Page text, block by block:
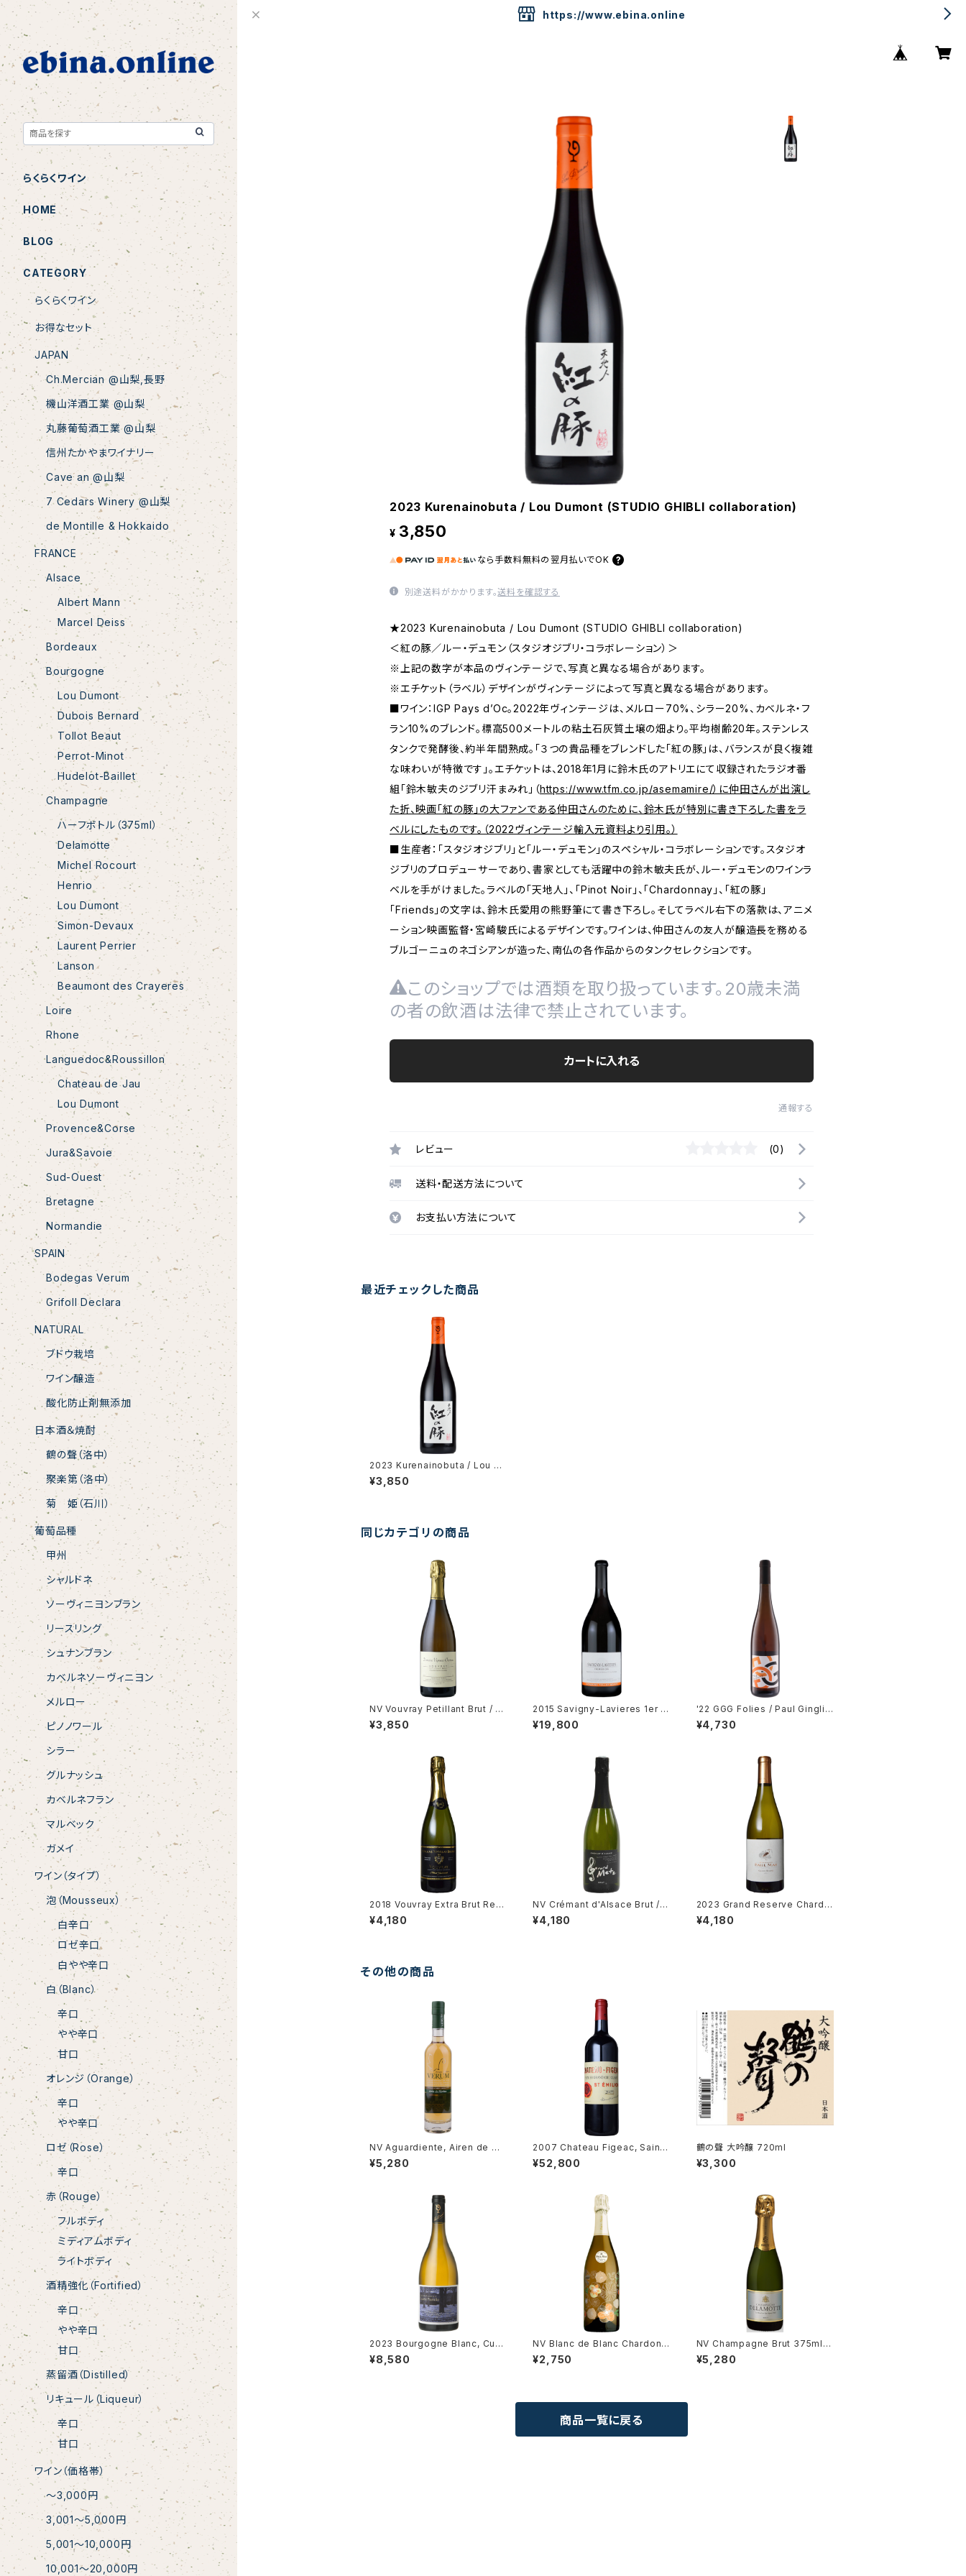
https://www.ebina.online
2023 Kurenainobuta / Lou Dumont (STUDIO GHIBLI collaboration)
¥ 3,850
なら 手数料無料の 翌月払いでOK
別途送料がかかります。送料を確認する
★2023 Kurenainobuta / Lou Dumont (STUDIO GHIBLI collaboration)
＜紅の豚／ルー・デュモン（スタジオジブリ・コラボレーション）＞
※上記の数字が本品のヴィンテージで、写真と異なる場合があります。
※エチケット（ラベル）デザインがヴィンテージによって写真と異なる場合があります。
■ワイン：IGP Pays d’Oc。2022年ヴィンテージは、メルロー70%、シラー20%、カベルネ・フ
ラン10%のブレンド。標高500メートルの粘土石灰質土壌の畑より。平均樹齢20年。ステンレス
タンクで発酵後、約半年間熟成。「３つの貴品種をブレンドした「紅の豚」は、バランスが良く複雑
な味わいが特徴です」。エチケットは、2018年1月に鈴木氏のアトリエにて収録されたラジオ番
組「鈴木敏夫のジブリ汗まみれ」（https://www.tfm.co.jp/asemamire/）に仲田さんが出演し
た折、映画「紅の豚」の大ファンである仲田さんのために、鈴木氏が特別に書き下ろした書をラ
ベルにしたものです。（2022ヴィンテージ輸入元資料より引用。）
■生産者：「スタジオジブリ」と「ルー・デュモン」のスペシャル・コラボレーションです。スタジオ
ジブリのプロデューサーであり、書家としても活躍中の鈴木敏夫氏が、ルー・デュモンのワインラ
ベルを手がけました。ラベルの「天地人」、「Pinot Noir」、「Chardonnay」、「紅の豚」
「Friends」の文字は、鈴木氏愛用の熊野筆にて書き下ろし。そしてラベル右下の落款は、アニメ
ーション映画監督・宮崎駿氏によるデザインです。ワインは、仲田さんの友人が醸造長を務める
ブルゴーニュのネゴシアンが造った、南仏の各作品からのタンクセレクションです。
このショップでは酒類を取り扱っています。20歳未満
の者の飲酒は法律で禁止されています。
カートに入れる
通報する
レビュー (0)
送料・配送方法について
お支払い方法について
最近チェックした商品
2023 Kurenainobuta / Lou Du
mont (STUDIO GHIBLI collab
oration)
¥3,850
同じカテゴリの商品
NV Vouvray Petillant Brut / D
m. Vigneau-Chevreau
¥3,850
2015 Savigny-Lavieres 1er C
ru / Dm. Tollot Beaut
¥19,800
'22 GGG Folies / Paul Ginglin
ger
¥4,730
2018 Vouvray Extra Brut Res
erve / Dm. Brunet
¥4,180
NV Crémant d'Alsace Brut / G
érard Metz
¥4,180
2023 Grand Reserve Chardo
nnay / Dm. Paul Mas
¥4,180
その他の商品
NV Aguardiente, Airen de Hi
erbas 350ml / Bodegas Veru
m
¥5,280
2007 Chateau Figeac, Saint
Emiliong Grand Cru Premiers
Grands Crus Classes
¥52,800
鶴の聲 大吟醸 720ml
¥3,300
2023 Bourgogne Blanc, Cuv
ée Famille / Lou Dumont
¥8,580
NV Blanc de Blanc Chardonn
ay Brut, "Prima Perla " / Dm.
Paul Mas
¥2,750
NV Champagne Brut 375ml /
Delamotte
¥5,280
商品一覧に戻る
らくらくワイン
HOME
BLOG
CATEGORY
らくらくワイン
お得なセット
JAPAN
Ch.Mercian @山梨,長野
機山洋酒工業 @山梨
丸藤葡萄酒工業 @山梨
信州たかやまワイナリー
Cave an @山梨
7 Cedars Winery @山梨
de Montille & Hokkaido
FRANCE
Alsace
Albert Mann
Marcel Deiss
Bordeaux
Bourgogne
Lou Dumont
Dubois Bernard
Tollot Beaut
Perrot-Minot
Hudelot-Baillet
Champagne
ハーフボトル（375ml）
Delamotte
Michel Rocourt
Henrio
Lou Dumont
Simon-Devaux
Laurent Perrier
Lanson
Beaumont des Crayeres
Loire
Rhone
Languedoc&Roussillon
Chateau de Jau
Lou Dumont
Provence&Corse
Jura&Savoie
Sud-Ouest
Bretagne
Normandie
SPAIN
Bodegas Verum
Grifoll Declara
NATURAL
ブドウ栽培
ワイン醸造
酸化防止剤無添加
日本酒＆焼酎
鶴の聲（洛中）
聚楽第（洛中）
菊 姫（石川）
葡萄品種
甲州
シャルドネ
ソーヴィニヨンブラン
リースリング
シュナンブラン
カベルネソーヴィニヨン
メルロー
ピノノワール
シラー
グルナッシュ
カベルネフラン
マルベック
ガメイ
ワイン（タイプ）
泡（Mousseux）
白辛口
ロゼ辛口
白やや辛口
白（Blanc）
辛口
やや辛口
甘口
オレンジ（Orange）
辛口
やや辛口
ロゼ（Rose）
辛口
赤（Rouge）
フルボディ
ミディアムボディ
ライトボディ
酒精強化（Fortified）
辛口
やや辛口
甘口
蒸留酒（Distilled）
リキュール（Liqueur）
辛口
甘口
ワイン（価格帯）
〜3,000円
3,001〜5,000円
5,001〜10,000円
10,001〜20,000円